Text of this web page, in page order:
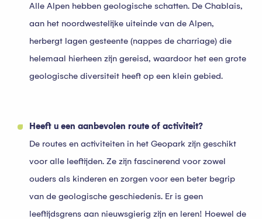
Alle Alpen hebben geologische schatten. De Chablais,
aan het noordwestelijke uiteinde van de Alpen,
herbergt lagen gesteente (nappes de charriage) die
helemaal hierheen zijn gereisd, waardoor het een grote
geologische diversiteit heeft op een klein gebied.
Heeft u een aanbevolen route of activiteit?
De routes en activiteiten in het Geopark zijn geschikt
voor alle leeftijden. Ze zijn fascinerend voor zowel
ouders als kinderen en zorgen voor een beter begrip
van de geologische geschiedenis. Er is geen
leeftijdsgrens aan nieuwsgierig zijn en leren! Hoewel de